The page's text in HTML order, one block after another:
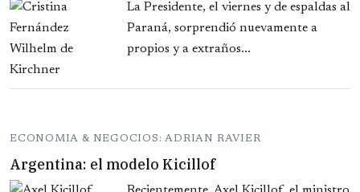
La Presidente, el viernes y de espaldas al
Paraná, sorprendió nuevamente a
propios y a extraños...
ECONOMIA & NEGOCIOS: ADRIAN RAVIER
Argentina: el modelo Kicillof